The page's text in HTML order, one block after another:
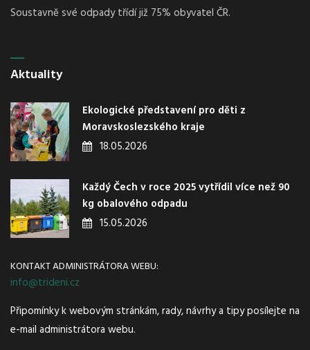
Soustavně své odpady třídí již 75% obyvatel ČR.
Aktuality
Ekologické představení pro děti z
Moravskoslezského kraje
18.05.2026
Každý Čech v roce 2025 vytřídil více než 90
kg obalového odpadu
15.05.2026
KONTAKT ADMINISTRÁTORA WEBU:
info@trideni.cz
Připomínky k webovým stránkám, rady, návrhy a tipy posílejte na
e-mail administrátora webu.